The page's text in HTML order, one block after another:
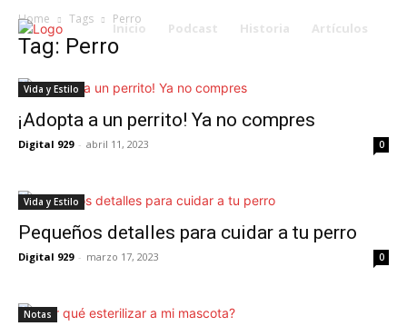
Inicio Podcast Historia Artículos
Home Tags Perro
Tag: Perro
Vida y Estilo
¡Adopta a un perrito! Ya no compres
Digital 929 - abril 11, 2023 0
Vida y Estilo
Pequeños detalles para cuidar a tu perro
Digital 929 - marzo 17, 2023 0
Notas